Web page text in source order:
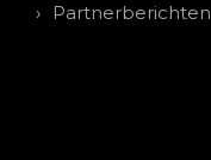
Partnerberichten